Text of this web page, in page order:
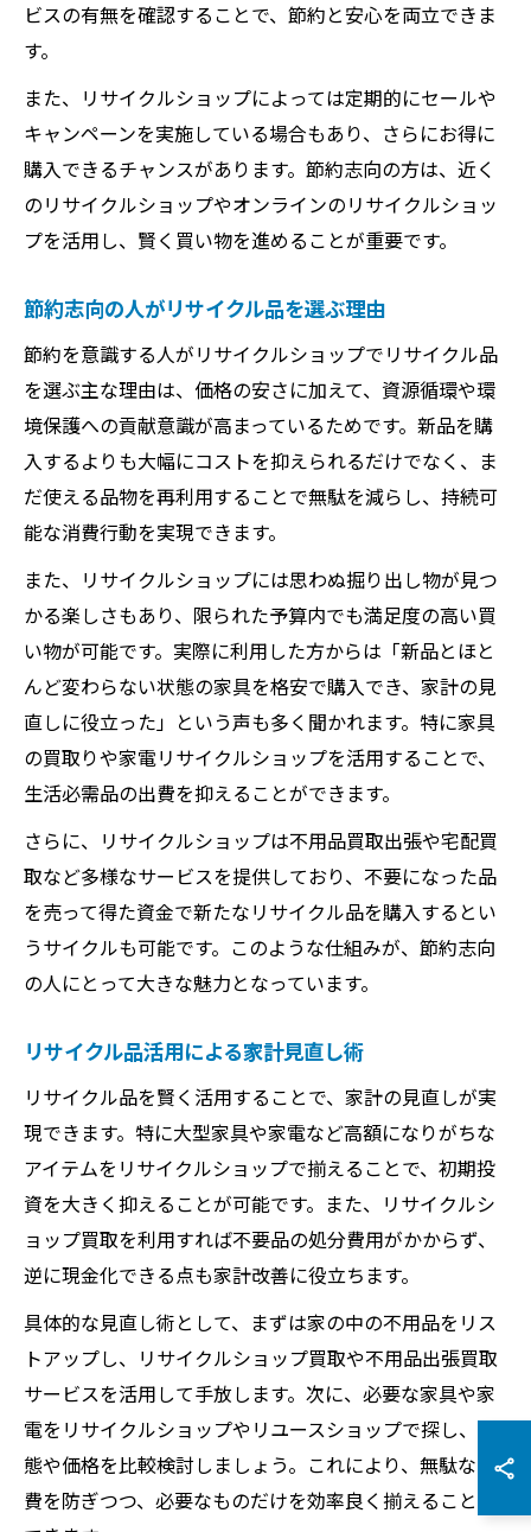
ビスの有無を確認することで、節約と安心を両立できま
す。
また、リサイクルショップによっては定期的にセールや
キャンペーンを実施している場合もあり、さらにお得に
購入できるチャンスがあります。節約志向の方は、近く
のリサイクルショップやオンラインのリサイクルショッ
プを活用し、賢く買い物を進めることが重要です。
節約志向の人がリサイクル品を選ぶ理由
節約を意識する人がリサイクルショップでリサイクル品
を選ぶ主な理由は、価格の安さに加えて、資源循環や環
境保護への貢献意識が高まっているためです。新品を購
入するよりも大幅にコストを抑えられるだけでなく、ま
だ使える品物を再利用することで無駄を減らし、持続可
能な消費行動を実現できます。
また、リサイクルショップには思わぬ掘り出し物が見つ
かる楽しさもあり、限られた予算内でも満足度の高い買
い物が可能です。実際に利用した方からは「新品とほと
んど変わらない状態の家具を格安で購入でき、家計の見
直しに役立った」という声も多く聞かれます。特に家具
の買取りや家電リサイクルショップを活用することで、
生活必需品の出費を抑えることができます。
さらに、リサイクルショップは不用品買取出張や宅配買
取など多様なサービスを提供しており、不要になった品
を売って得た資金で新たなリサイクル品を購入するとい
うサイクルも可能です。このような仕組みが、節約志向
の人にとって大きな魅力となっています。
リサイクル品活用による家計見直し術
リサイクル品を賢く活用することで、家計の見直しが実
現できます。特に大型家具や家電など高額になりがちな
アイテムをリサイクルショップで揃えることで、初期投
資を大きく抑えることが可能です。また、リサイクルシ
ョップ買取を利用すれば不要品の処分費用がかからず、
逆に現金化できる点も家計改善に役立ちます。
具体的な見直し術として、まずは家の中の不用品をリス
トアップし、リサイクルショップ買取や不用品出張買取
サービスを活用して手放します。次に、必要な家具や家
電をリサイクルショップやリユースショップで探し、状
態や価格を比較検討しましょう。これにより、無駄な出
費を防ぎつつ、必要なものだけを効率良く揃えることが